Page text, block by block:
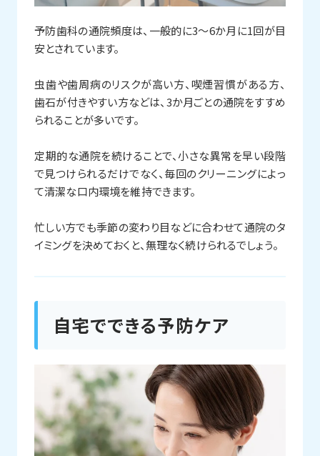
予防歯科の通院頻度は、一般的に3〜6か月に1回が目
安とされています。
虫歯や歯周病のリスクが高い方、喫煙習慣がある方、
歯石が付きやすい方などは、3か月ごとの通院をすすめ
られることが多いです。
定期的な通院を続けることで、小さな異常を早い段階
で見つけられるだけでなく、毎回のクリーニングによっ
て清潔な口内環境を維持できます。
忙しい方でも季節の変わり目などに合わせて通院のタ
イミングを決めておくと、無理なく続けられるでしょう。
自宅でできる予防ケア